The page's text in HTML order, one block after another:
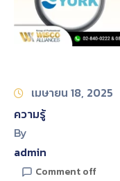
CAREERS
CONTACT
เมษายน 18, 2025
ความรู้
By
admin
Comment off